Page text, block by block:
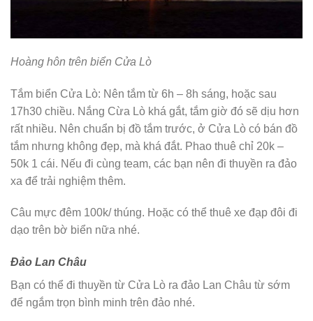
Hoàng hôn trên biển Cửa Lò
Tắm biển Cửa Lò: Nên tắm từ 6h – 8h sáng, hoặc sau
17h30 chiều. Nắng Cừa Lò khá gắt, tắm giờ đó sẽ dịu hơn
rất nhiều. Nên chuẩn bị đồ tắm trước, ở Cửa Lò có bán đồ
tắm nhưng không đẹp, mà khá đắt. Phao thuê chỉ 20k –
50k 1 cái. Nếu đi cùng team, các bạn nên đi thuyền ra đảo
xa để trải nghiệm thêm.
Câu mực đêm 100k/ thúng. Hoặc có thể thuê xe đạp đôi đi
dạo trên bờ biển nữa nhé.
Đảo Lan Châu
Bạn có thể đi thuyền từ Cửa Lò ra đảo Lan Châu từ sớm
để ngắm trọn bình minh trên đảo nhé.